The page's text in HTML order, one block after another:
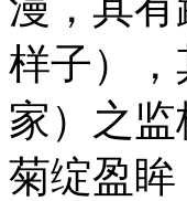
样子）
家）之监
菊绽盈